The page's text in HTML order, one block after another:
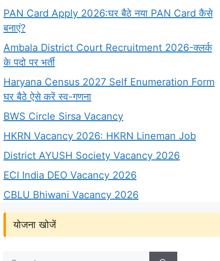
PAN Card Apply 2026:घर बैठे नया PAN Card कैसे
बनाएं?
Ambala District Court Recruitment 2026-क्लर्क
के पदो पर भर्ती
Haryana Census 2027 Self Enumeration Form
घर बैठे ऐसे करें स्व-गणना
BWS Circle Sirsa Vacancy
HKRN Vacancy 2026: HKRN Lineman Job
District AYUSH Society Vacancy 2026
ECI India DEO Vacancy 2026
CBLU Bhiwani Vacancy 2026
योजना खोजें